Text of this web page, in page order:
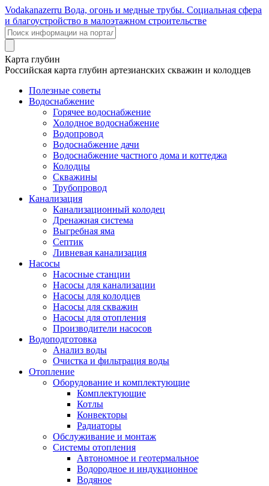
Vodakanazerru Вода, огонь и медные трубы. Социальная сфера
и благоустройство в малоэтажном строительстве
Карта глубин
Российская карта глубин артезианских скважин и колодцев
Полезные советы
Водоснабжение
Горячее водоснабжение
Холодное водоснабжение
Водопровод
Водоснабжение дачи
Водоснабжение частного дома и коттеджа
Колодцы
Скважины
Трубопровод
Канализация
Канализационный колодец
Дренажная система
Выгребная яма
Септик
Ливневая канализация
Насосы
Насосные станции
Насосы для канализации
Насосы для колодцев
Насосы для скважин
Насосы для отопления
Производители насосов
Водоподготовка
Анализ воды
Очистка и фильтрация воды
Отопление
Оборудование и комплектующие
Комплектующие
Котлы
Конвекторы
Радиаторы
Обслуживание и монтаж
Системы отопления
Автономное и геотермальное
Водородное и индукционное
Водяное